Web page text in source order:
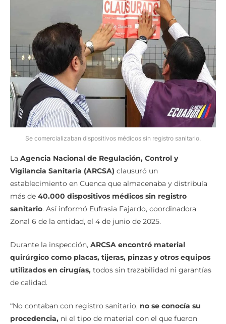
Se comercializaban dispositivos médicos sin registro sanitario.
La Agencia Nacional de Regulación, Control y
Vigilancia Sanitaria (ARCSA) clausuró un
establecimiento en Cuenca que almacenaba y distribuía
más de 40.000 dispositivos médicos sin registro
sanitario. Así informó Eufrasia Fajardo, coordinadora
Zonal 6 de la entidad, el 4 de junio de 2025.
Durante la inspección, ARCSA encontró material
quirúrgico como placas, tijeras, pinzas y otros equipos
utilizados en cirugías, todos sin trazabilidad ni garantías
de calidad.
“No contaban con registro sanitario, no se conocía su
procedencia, ni el tipo de material con el que fueron